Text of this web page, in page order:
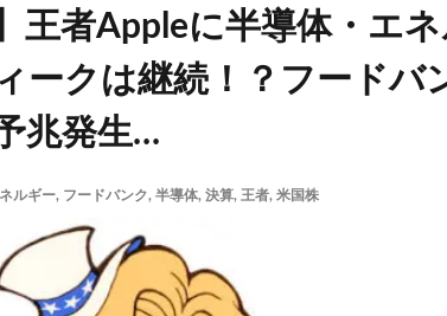
王者Appleに半導体・エ
ークは継続！？フードバ
兆発生…
ルギー, フードバンク, 半導体, 決算, 王者, 米国株